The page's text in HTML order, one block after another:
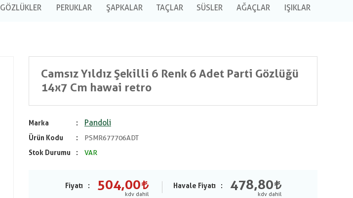
GÖZLÜKLER PERUKLAR ŞAPKALAR TAÇLAR SÜSLER AĞAÇLAR IŞIKLAR
Camsız Yıldız Şekilli 6 Renk 6 Adet Parti Gözlüğü
14x7 Cm hawai retro
Marka Pandoli
Ürün Kodu
PSMR677706ADT
Stok Durumu
VAR
Fiyatı 504,00 Havale Fiyatı 478,80